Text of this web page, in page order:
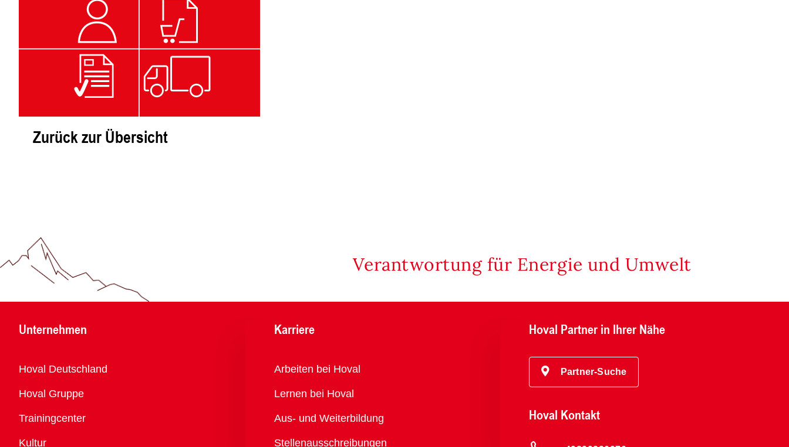
Zurück zur Übersicht
Verantwortung für Energie und Umwelt
Unternehmen
Übersicht
Hoval Deutschland
Hoval Gruppe
Trainingcenter
Kultur
Karriere
Übersicht
Arbeiten bei Hoval
Lernen bei Hoval
Aus- und Weiterbildung
Stellenausschreibungen
Hoval Partner in Ihrer Nähe
Partner-Suche
Hoval Kontakt